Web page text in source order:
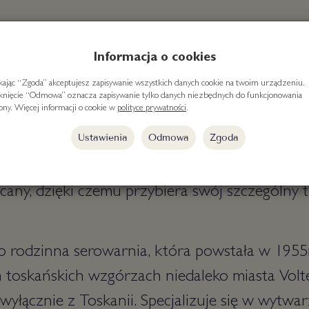
- ser owczy z Toskanii
(minimum 20 dni), półtwardy, z mleka
smaku; skórka pokryta
kolor. Marzolino z serowarni Busti to
i delikatnym smaku. Podczas
dzięki czemu przybiera swój szczególny
rodzinna serowarnia, która powstała w
toskańskich wzgórzach niedaleko miasta
z Toskanii. Specjalizuje się w
Informacja o cookies
“Zgoda” akceptujesz zapisywanie wszystkich danych cookie na twoim urządzeniu.
“Odmowa” oznacza zapisywanie tylko danych niezbędnych do funkcjonowania
Więcej informacji o cookie w polityce prywatności.
Ustawienia Odmowa Zgoda